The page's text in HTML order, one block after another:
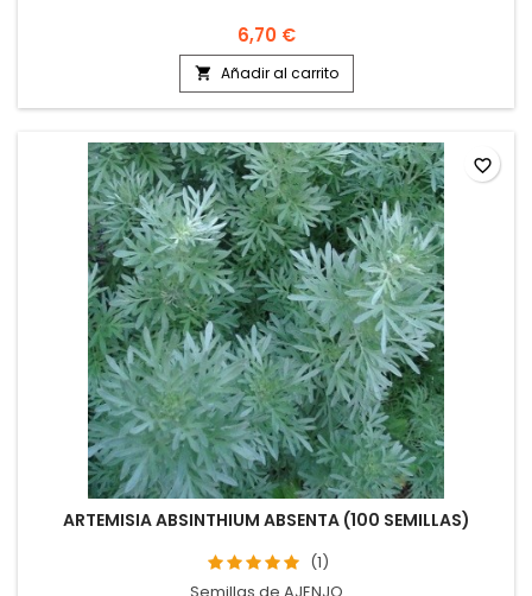
6,70 €
 Añadir al carrito
ARTEMISIA ABSINTHIUM ABSENTA (100 SEMILLAS)
(1)
favorite_border